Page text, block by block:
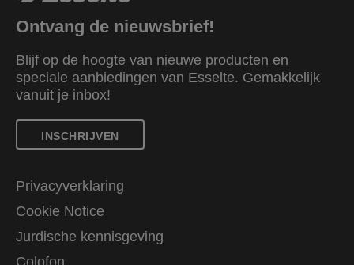
Ontvang de nieuwsbrief!
Blijf op de hoogte van nieuwe producten en
speciale aanbiedingen van Esselte. Gemakkelijk
vanuit je inbox!
INSCHRIJVEN
Privacyverklaring
Cookie Notice
Jurdische kennisgeving
Colofon